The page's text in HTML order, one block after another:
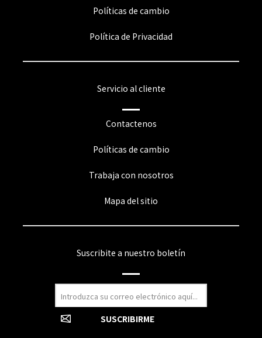
Políticas de cambio
Política de Privacidad
Servicio al cliente
Contactenos
Políticas de cambio
Trabaja con nosotros
Mapa del sitio
Suscribite a nuestro boletín